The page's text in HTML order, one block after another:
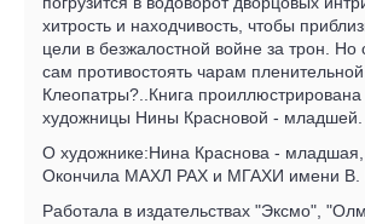
хитрость и находчивость, чтобы
цели в безжалостной войне за трон. Но
сам противостоять чарам пленительной
Клеопатры?..Книга проиллюстрирована
художницы Нины Красновой - младшей.
О художнике:Нина Краснова - младшая,
Окончила МАХЛ РАХ и МГАХИ имени В.
Работала в издательствах "Эксмо",